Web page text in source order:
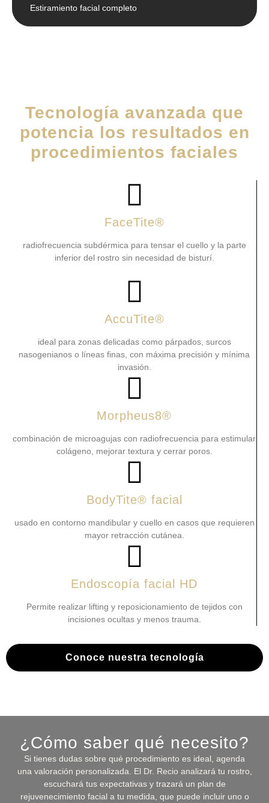
Estiramiento facial completo
Tecnología avanzada que
potencia los resultados en
procedimientos faciales
FaceTite®
radiofrecuencia subdérmica para tensar el cuello y la parte
inferior del rostro sin necesidad de bisturí.
AccuTite®
ideal para zonas delicadas como párpados, surcos
nasogenianos o líneas finas, con máxima precisión y mínima
invasión.
Morpheus8®
combinación de microagujas con radiofrecuencia para estimular
colágeno, mejorar textura y cerrar poros.
BodyTite® facial
usado en contorno mandibular y cuello en casos que requieren
mayor retracción cutánea.
Endoscopía facial HD
Permite realizar lifting y reposicionamiento de tejidos con
incisiones ocultas y menos trauma.
Conoce nuestra tecnología
¿Cómo saber qué necesito?
Si tienes dudas sobre qué procedimiento es ideal, agenda
una valoración personalizada. El Dr. Recio analizará tu rostro,
escuchará tus expectativas y trazará un plan de
rejuvenecimiento facial a tu medida, que puede incluir uno o